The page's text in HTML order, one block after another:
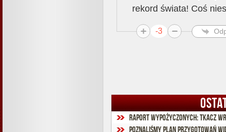
rekord świata! Coś
-3
Raport wypożyczonych: Tkacz
Poznaliśmy plan przygotowań